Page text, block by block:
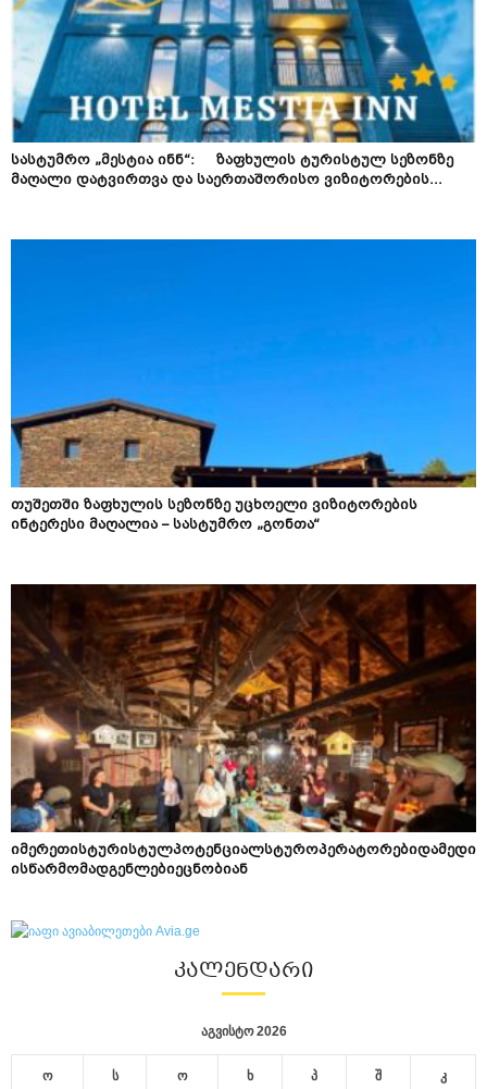
სასტუმრო „მესტია ინნ“: ზაფხულის ტურისტულ სეზონზე
მაღალი დატვირთვა და საერთაშორისო ვიზიტორების...
თუშეთში ზაფხულის სეზონზე უცხოელი ვიზიტორების
ინტერესი მაღალია – სასტუმრო „გონთა“
იმერეთისტურისტულპოტენციალსტუროპერატორებიდამედი
ისწარმომადგენლებიეცნობიან
ᲙᲐᲚᲔᲜᲓᲐᲠᲘ
აგვისტო 2026
ო ს ო ხ პ შ კ